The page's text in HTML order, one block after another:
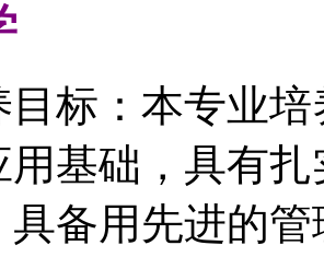
目标：本专业
用基础，具有
具备用先进的